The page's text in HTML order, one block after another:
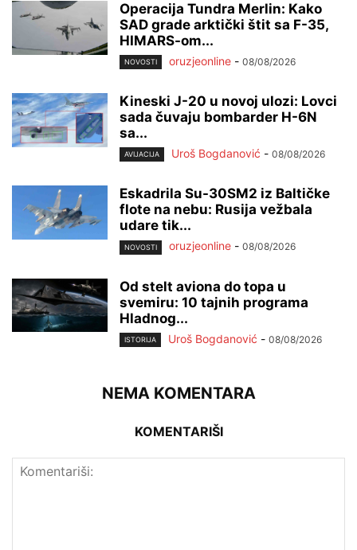
Operacija Tundra Merlin: Kako
SAD grade arktički štit sa F-35,
HIMARS-om...
NOVOSTI oruzjeonline - 08/08/2026
Kineski J-20 u novoj ulozi: Lovci
sada čuvaju bombarder H-6N
sa...
AVIJACIJA Uroš Bogdanović - 08/08/2026
Eskadrila Su-30SM2 iz Baltičke
flote na nebu: Rusija vežbala
udare tik...
NOVOSTI oruzjeonline - 08/08/2026
Od stelt aviona do topa u
svemiru: 10 tajnih programa
Hladnog...
ISTORIJA Uroš Bogdanović - 08/08/2026
NEMA KOMENTARA
KOMENTARIŠI